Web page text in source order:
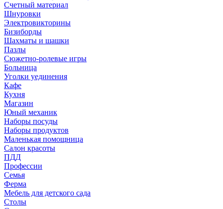
Счетный материал
Шнуровки
Электровикторины
Бизиборды
Шахматы и шашки
Пазлы
Сюжетно-ролевые игры
Больница
Уголки уединения
Кафе
Кухня
Магазин
Юный механик
Наборы посуды
Наборы продуктов
Маленькая помощница
Салон красоты
ПДД
Профессии
Семья
Ферма
Мебель для детского сада
Столы